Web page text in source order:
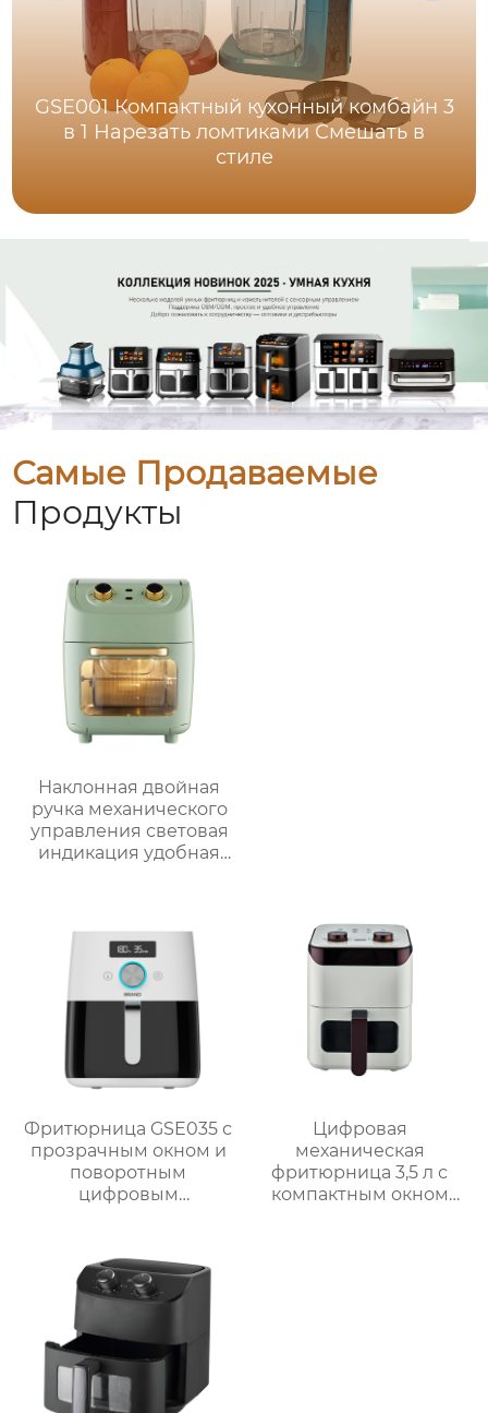
GSE001 Компактный кухонный комбайн 3
в 1 Нарезать ломтиками Смешать в
стиле
Самые Продаваемые
Продукты
Наклонная двойная
ручка механического
управления световая
индикация удобная
большая ручка
воздушная печь
Фритюрница GSE035 с
прозрачным окном и
поворотным
цифровым
Цифровая
механическая
фритюрница 3,5 л с
компактным окном